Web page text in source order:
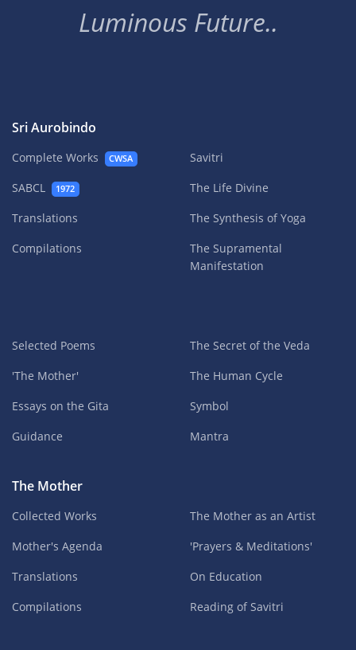
Luminous Future..
Sri Aurobindo
Complete Works CWSA
SABCL 1972
Translations
Compilations
Savitri
The Life Divine
The Synthesis of Yoga
The Supramental
Manifestation
Selected Poems
'The Mother'
Essays on the Gita
Guidance
The Secret of the Veda
The Human Cycle
Symbol
Mantra
The Mother
Collected Works
Mother's Agenda
Translations
Compilations
The Mother as an Artist
'Prayers & Meditations'
On Education
Reading of Savitri